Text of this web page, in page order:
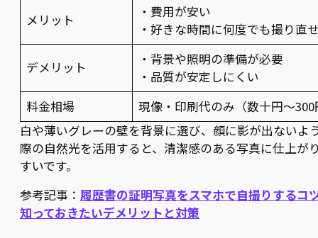
メリット
・費用が安い
・好きな時間に何度でも撮り直
デメリット
・背景や照明の準備が必要
・品質が安定しにくい
料金相場
現像・印刷代のみ（数十円〜
白や薄いグレーの壁を背景に選び、顔に影が出ないよ
際の自然光を活用すると、清潔感のある写真に仕上が
すいです。
参考記事： 履歴書の証明写真をスマホで自撮りするコ
知っておきたいデメリットと対策